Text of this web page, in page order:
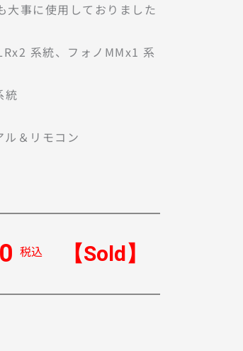
大事に使用しておりました
系統、フォノMMx1 系
統
＆リモコン
税込 【Sold】